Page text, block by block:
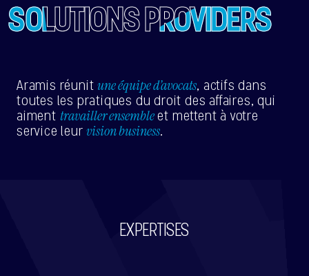
SOLUTIONS PROVIDERS
Aramis réunitune équipe d’avocats, actifs dans
toutes les pratiques du droit des affaires, qui
aiment travailler ensembleet mettent à votre
service leurvision business.
EXPERTISES